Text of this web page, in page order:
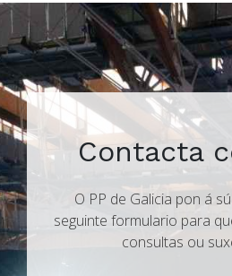
Contacta
O PP de Galicia pon á
seguinte formulario para
consultas ou